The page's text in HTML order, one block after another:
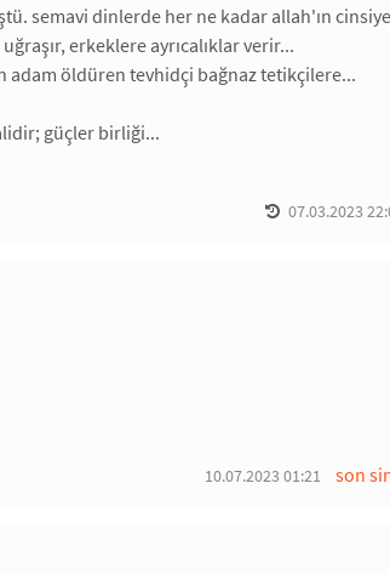
semavi dinlerde her ne kadar allah'ın
erkeklere ayrıcalıklar verir...
adam öldüren tevhidçi bağnaz tetikçilere...
güçler birliği...
07.03.2023
son
10.07.2023 01:21